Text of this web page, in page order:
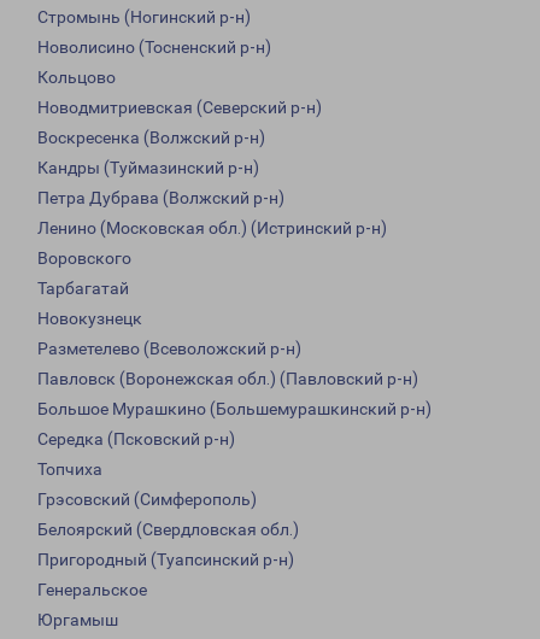
Стромынь (Ногинский р-н)
Новолисино (Тосненский р-н)
Кольцово
Новодмитриевская (Северский р-н)
Воскресенка (Волжский р-н)
Кандры (Туймазинский р-н)
Петра Дубрава (Волжский р-н)
Ленино (Московская обл.) (Истринский р-н)
Воровского
Тарбагатай
Новокузнецк
Разметелево (Всеволожский р-н)
Павловск (Воронежская обл.) (Павловский р-н)
Большое Мурашкино (Большемурашкинский р-н)
Середка (Псковский р-н)
Топчиха
Грэсовский (Симферополь)
Белоярский (Свердловская обл.)
Пригородный (Туапсинский р-н)
Генеральское
Юргамыш